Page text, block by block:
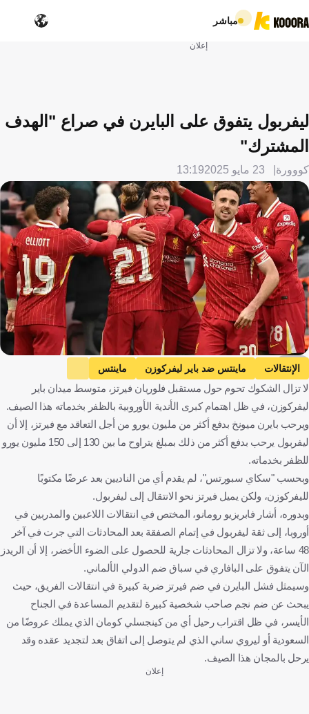
مباشر
إعلان
ليفربول يتفوق على البايرن في صراع "الهدف
المشترك"
كووورة 23 مايو 2025 13:19
AFP
الإنتقالات ماينتس ضد باير ليفركوزن
ماينتس
باير ليفركوزن
الدوري الألماني
هوفينهايم ضد بايرن ميونخ
هوفينهايم
بايرن ميونخ
ليفربول ضد كريستال بالاس
ليفربول
كريستال بالاس
الدوري الإنجليزي الممتاز
فلوريان فيرتز
لا تزال الشكوك تحوم حول مستقبل فلوريان فيرتز، متوسط ميدان باير
ليفركوزن، في ظل اهتمام كبرى الأندية الأوروبية بالظفر بخدماته هذا الصيف.
ويرحب بايرن ميونخ بدفع أكثر من مليون يورو من أجل التعاقد مع فيرتز، إلا أن
ليفربول يرحب بدفع أكثر من ذلك بمبلغ يتراوح ما بين 130 إلى 150 مليون يورو
للظفر بخدماته.
وبحسب "سكاي سبورتس"، لم يقدم أي من الناديين بعد عرضًا مكتوبًا
لليفركوزن، ولكن يميل فيرتز نحو الانتقال إلى ليفربول.
وبدوره، أشار فابريزيو رومانو، المختص في انتقالات اللاعبين والمدربين في
أوروبا، إلى ثقة ليفربول في إتمام الصفقة بعد المحادثات التي جرت في آخر
48 ساعة، ولا تزال المحادثات جارية للحصول على الضوء الأخضر، إلا أن الريدز
الآن يتفوق على البافاري في سباق ضم الدولي الألماني.
وسيمثل فشل البايرن في ضم فيرتز ضربة كبيرة في انتقالات الفريق، حيث
يبحث عن ضم نجم صاحب شخصية كبيرة لتقديم المساعدة في الجناح
الأيسر، في ظل اقتراب رحيل أي من كينجسلي كومان الذي يملك عروضًا من
السعودية أو ليروي ساني الذي لم يتوصل إلى اتفاق بعد لتجديد عقده وقد
يرحل بالمجان هذا الصيف.
إعلان